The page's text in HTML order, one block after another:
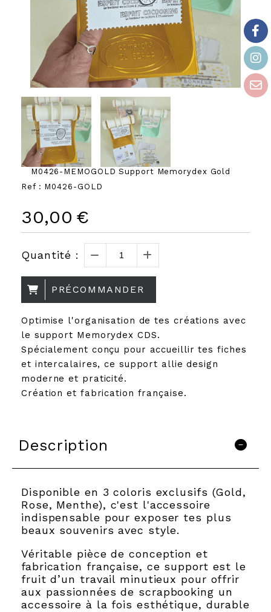
M0426-MEMOGOLD Support Memorydex Gold
Ref : M0426-GOLD
30,00 €
Quantité :
PRÉCOMMANDER
Optimise l'organisation de tes créations avec
le support Memorydex CDS.
Spécialement conçu pour accueillir tes fiches
et intercalaires, ce support allie design
moderne et praticité.
Création et fabrication française.
Description
Disponible en 3 coloris exclusifs (Gold,
Rose, Menthe), c'est l'accessoire
indispensable pour exposer tes plus
beaux souvenirs avec style.
Véritable pièce de conception et
fabrication française, ce support est le
fruit d’un travail minutieux pour offrir
aux passionnées de scrapbooking un
accessoire à la fois esthétique, durable